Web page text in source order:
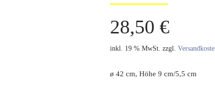
28,50 €
inkl. 19 % MwSt. zzgl.
ø 42 cm, Höhe 9 cm/5,5 cm